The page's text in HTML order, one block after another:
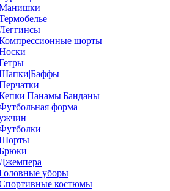
шорты
форма
Джемпера
уборы
костюмы